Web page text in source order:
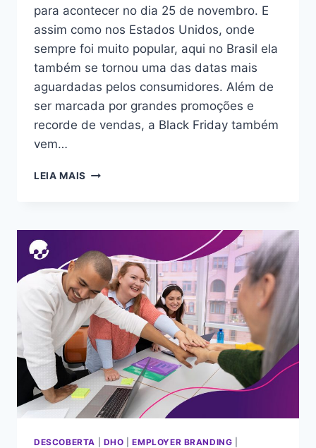
para acontecer no dia 25 de novembro. E
assim como nos Estados Unidos, onde
sempre foi muito popular, aqui no Brasil ela
também se tornou uma das datas mais
aguardadas pelos consumidores. Além de
ser marcada por grandes promoções e
recorde de vendas, a Black Friday também
vem…
LEIA MAIS
DESCOBERTA DHO |EMPLOYER BRANDING